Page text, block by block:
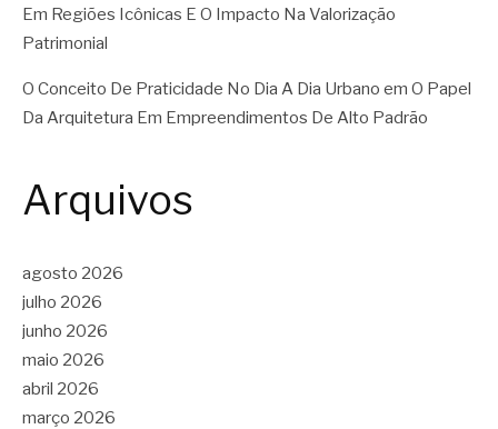
Em Regiões Icônicas E O Impacto Na Valorização
Patrimonial
O Conceito De Praticidade No Dia A Dia Urbano em O Papel
Da Arquitetura Em Empreendimentos De Alto Padrão
Arquivos
agosto 2026
julho 2026
junho 2026
maio 2026
abril 2026
março 2026